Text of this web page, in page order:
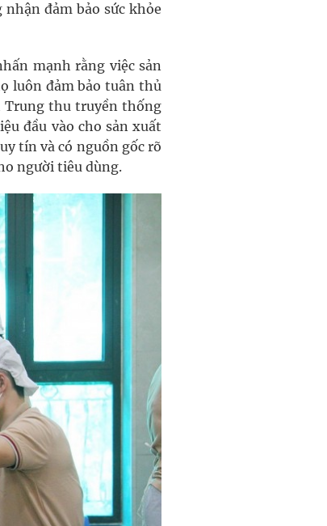
đảm bảo sức khỏe
mạnh rằng việc sản
luôn đảm bảo tuân thủ
Trung thu truyền thống
đầu vào cho sản xuất
tín và có nguồn gốc rõ
người tiêu dùng.